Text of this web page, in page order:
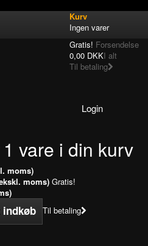
Kurv
Ingen varer
Gratis! Forsendelse
0,00 DKKI alt
Til betaling
Login
vare i din kurv
moms)
moms) Gratis!
Til betaling